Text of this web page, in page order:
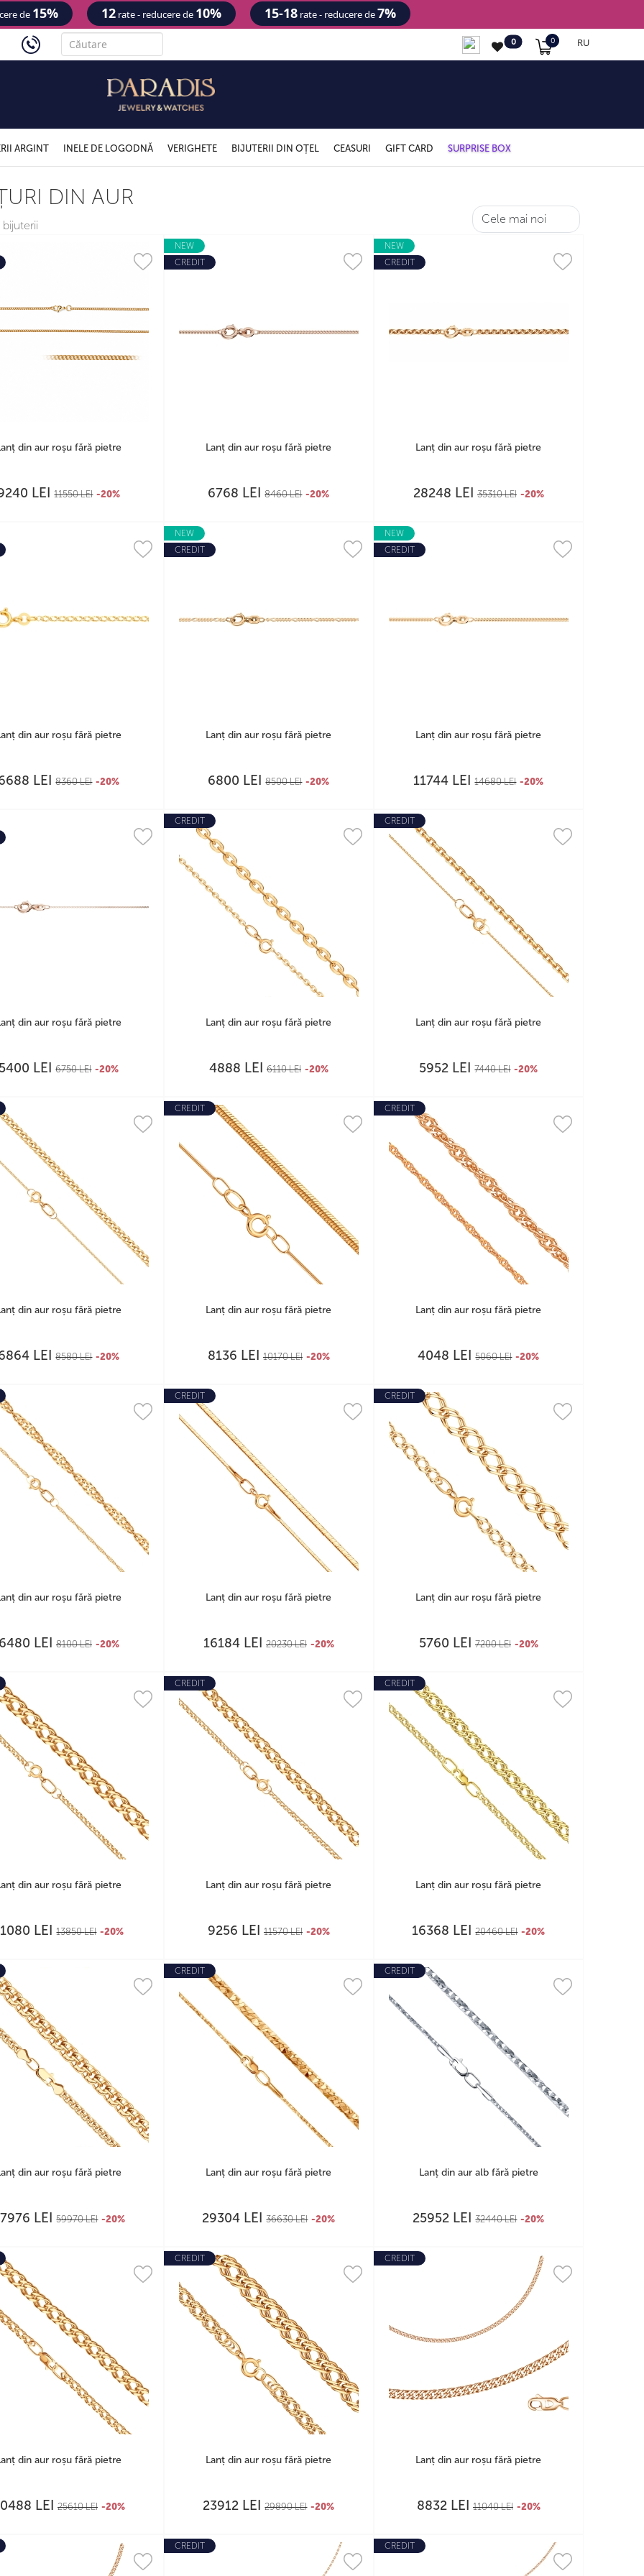
de 15% 12rate - reducere de 10% 15-18rate - reducere de7%
' RU
0 0
ARGINT INELE DE LOGODNĂ VERIGHETE BIJUTERII DIN OȚEL CEASURI GIFT CARD SURPRISE BOX
DIN AUR
bijuterii
din aur roșu fără pietre
LEI 11550LEI -20%
NEW
CREDIT
Lanț din aur roșu fără pietre
6768 LEI 8460LEI -20%
NEW
CREDIT
Lanț din aur roșu fără pietre
28248 LEI 35310LEI -20%
din aur roșu fără pietre
LEI 8360LEI -20%
NEW
CREDIT
Lanț din aur roșu fără pietre
6800 LEI 8500LEI -20%
NEW
CREDIT
Lanț din aur roșu fără pietre
11744 LEI 14680LEI -20%
din aur roșu fără pietre
5400 LEI 6750LEI -20%
CREDIT
Lanț din aur roșu fără pietre
4888 LEI 6110LEI -20%
CREDIT
Lanț din aur roșu fără pietre
5952 LEI 7440LEI -20%
din aur roșu fără pietre
LEI 8580LEI -20%
CREDIT
Lanț din aur roșu fără pietre
8136 LEI 10170LEI -20%
CREDIT
Lanț din aur roșu fără pietre
4048 LEI 5060LEI -20%
din aur roșu fără pietre
6480 LEI 8100LEI -20%
CREDIT
Lanț din aur roșu fără pietre
16184 LEI 20230LEI -20%
CREDIT
Lanț din aur roșu fără pietre
5760 LEI 7200LEI -20%
din aur roșu fără pietre
LEI 13850LEI -20%
CREDIT
Lanț din aur roșu fără pietre
9256 LEI 11570LEI -20%
CREDIT
Lanț din aur roșu fără pietre
16368 LEI 20460LEI -20%
din aur roșu fără pietre
LEI 59970LEI -20%
CREDIT
Lanț din aur roșu fără pietre
29304 LEI 36630LEI -20%
CREDIT
Lanț din aur alb fără pietre
25952 LEI 32440LEI -20%
din aur roșu fără pietre
LEI 25610LEI -20%
CREDIT
Lanț din aur roșu fără pietre
23912 LEI 29890LEI -20%
CREDIT
Lanț din aur roșu fără pietre
8832 LEI 11040LEI -20%
CREDIT CREDIT